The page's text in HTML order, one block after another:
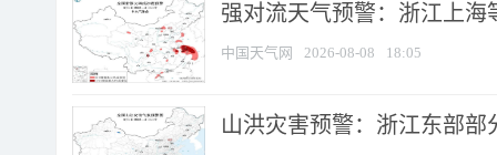
强对流天气预警：浙江上海
中国天气网 2026-08-08 18:05
山洪灾害预警：浙江东部